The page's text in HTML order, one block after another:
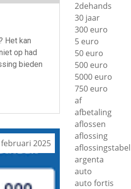
Het kan
op had
bieden
2025
2dehands
30 jaar
300 euro
5 euro
50 euro
500 euro
5000 euro
750 euro
af
afbetaling
aflossen
aflossing
aflossingstabel
argenta
auto
auto fortis